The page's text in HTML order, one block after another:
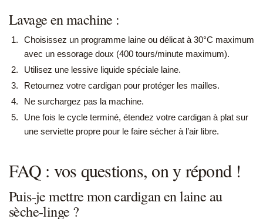
Lavage en machine :
Choisissez un programme laine ou délicat à 30°C maximum
avec un essorage doux (400 tours/minute maximum).
Utilisez une lessive liquide spéciale laine.
Retournez votre cardigan pour protéger les mailles.
Ne surchargez pas la machine.
Une fois le cycle terminé, étendez votre cardigan à plat sur
une serviette propre pour le faire sécher à l’air libre.
FAQ : vos questions, on y répond !
Puis-je mettre mon cardigan en laine au
sèche-linge ?